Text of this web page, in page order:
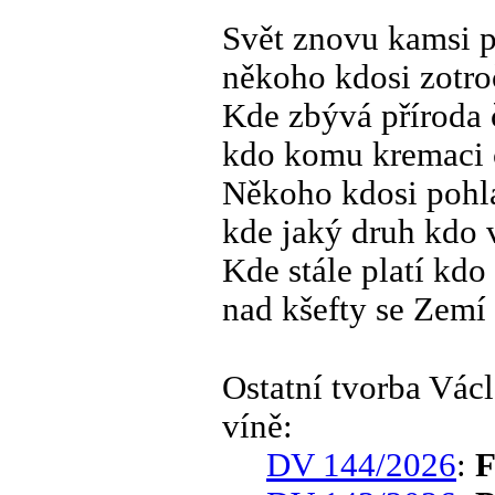
Svět znovu kamsi
někoho kdosi
Kde zbývá příroda
kdo komu kremaci
Někoho kdosi
kde jaký druh kdo
Kde stále platí kdo
nad kšefty se
Ostatní tvorba
víně:
DV 144/2026: